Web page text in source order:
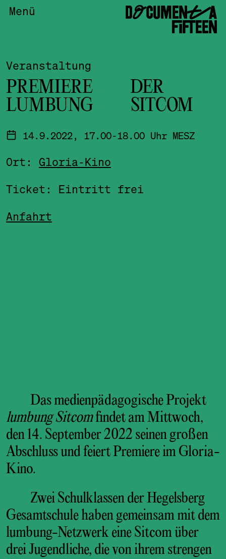
Menü DOCUMENTA
FIFTEEN
Veranstaltung
PREMIERE DER
LUMBUNG SITCOM
14.9.2022, 17.00-18.00 Uhr MESZ
Ort: Gloria-Kino
Ticket: Eintritt frei
Anfahrt
Das medienpädagogische Projekt
lumbung Sitcomfindet am Mittwoch,
den 14. September 2022 seinen großen
Abschluss und feiert Premiere im Gloria-
Kino.
Zwei Schulklassen der Hegelsberg
Gesamtschule haben gemeinsam mit dem
lumbung-Netzwerk eine Sitcom über
drei Jugendliche, die von ihrem strengen